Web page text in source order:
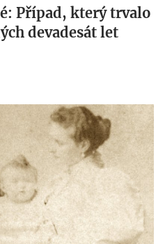
Případ, který trvalo
devadesát let